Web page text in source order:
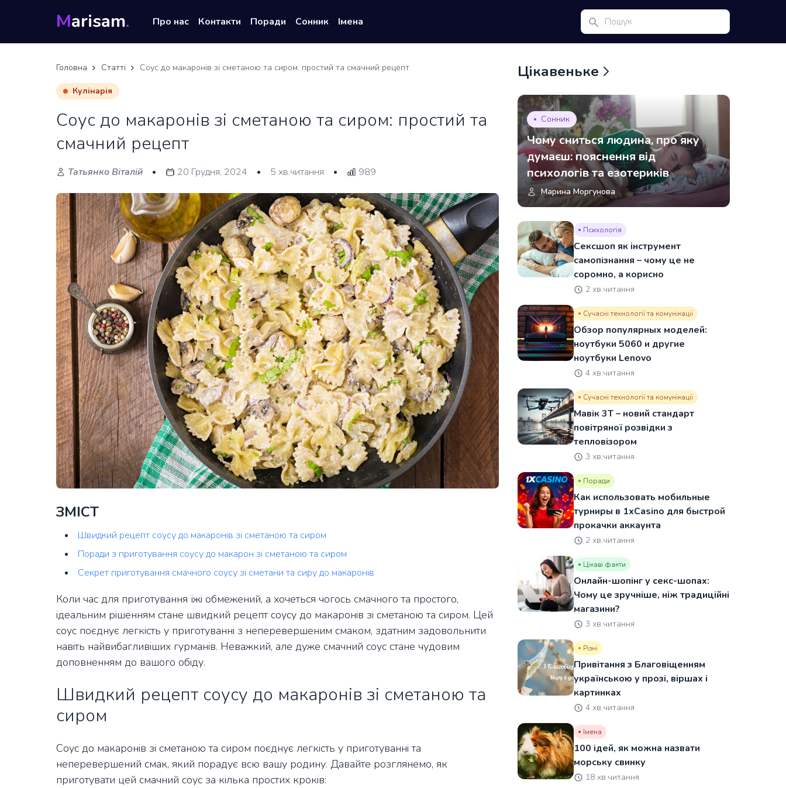
Marisam. Про нас Контакти Поради Сонник Імена
Головна Статті Соус до макаронів зі сметаною та сиром: простий та смачний рецепт
Кулінарія
Соус до макаронів зі сметаною та сиром: простий та
смачний рецепт
Татьянко Віталій • 20 Грудня, 2024 • 5 хв.читання • 989
ЗМІСТ
Швидкий рецепт соусу до макаронів зі сметаною та сиром
Поради з приготування соусу до макарон зі сметаною та сиром
Секрет приготування смачного соусу зі сметани та сиру до макаронів
Коли час для приготування їжі обмежений, а хочеться чогось смачного та простого,
ідеальним рішенням стане швидкий рецепт соусу до макаронів зі сметаною та сиром. Цей
соус поєднує легкість у приготуванні з неперевершеним смаком, здатним задовольнити
навіть найвибагливіших гурманів. Неважкий, але дуже смачний соус стане чудовим
доповненням до вашого обіду.
Швидкий рецепт соусу до макаронів зі сметаною та
сиром
Соус до макаронів зі сметаною та сиром поєднує легкість у приготуванні та
неперевершений смак, який порадує всю вашу родину. Давайте розглянемо, як
приготувати цей смачний соус за кілька простих кроків:
Цікавеньке
Сонник
Чому сниться людина, про яку
думаєш: пояснення від
психологів та езотериків
Марина Моргунова
Психологія
Сексшоп як інструмент
самопізнання – чому це не
соромно, а корисно
2 хв.читання
Сучасні технології та комунікації
Обзор популярных моделей:
ноутбуки 5060 и другие
ноутбуки Lenovo
4 хв.читання
Сучасні технології та комунікації
Мавік 3Т – новий стандарт
повітряної розвідки з
тепловізором
3 хв.читання
Поради
Как использовать мобильные
турниры в 1xCasino для быстрой
прокачки аккаунта
2 хв.читання
Цікаві факти
Онлайн-шопінг у секс-шопах:
Чому це зручніше, ніж традиційні
магазини?
3 хв.читання
Різні
Привітання з Благовіщенням
українською у прозі, віршах і
картинках
4 хв.читання
Імена
100 ідей, як можна назвати
морську свинку
18 хв.читання